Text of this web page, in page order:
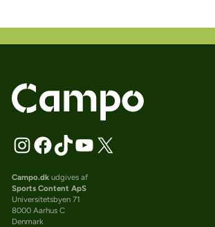
Campo.dkudgives af
Sports Content ApS
Universitetsbyen 71
8000 Aarhus C
Denmark